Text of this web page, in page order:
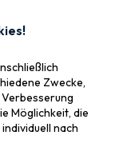
Zwecke,
Möglichkeit, die
nach